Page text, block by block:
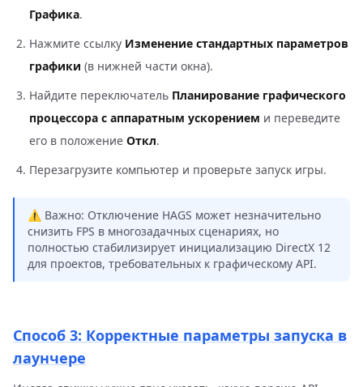
Графика.
Нажмите ссылку Изменение стандартных параметров
графики (в нижней части окна).
Найдите переключатель Планирование графического
процессора с аппаратным ускорением и переведите
его в положение Откл.
Перезагрузите компьютер и проверьте запуск игры.
⚠️ Важно: Отключение HAGS может незначительно
снизить FPS в многозадачных сценариях, но
полностью стабилизирует инициализацию DirectX 12
для проектов, требовательных к графическому API.
Способ 3: Корректные параметры запуска в
лаунчере